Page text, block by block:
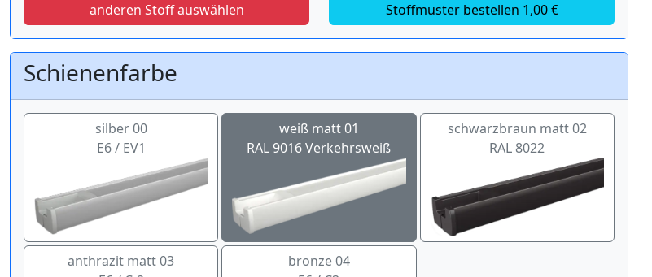
anderen Stoff auswählen Stoffmuster bestellen 1,00 €
Schienenfarbe
silber 00
E6 / EV1
weiß matt 01
RAL 9016 Verkehrsweiß
schwarzbraun matt 02
RAL 8022
anthrazit matt 03
bronze 04